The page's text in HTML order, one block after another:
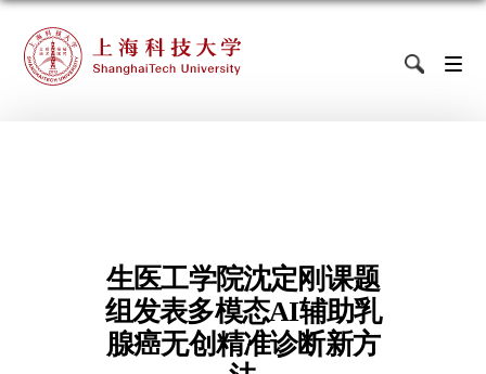
生医工学院沈定刚课题
组发表多模态AI辅助乳
腺癌无创精准诊断新方